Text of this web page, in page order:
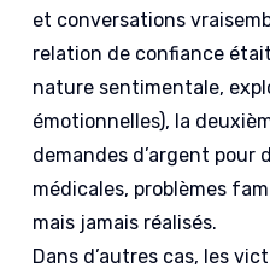
et conversations
relation de confiance
nature sentimentale,
émotionnelles), la
demandes d’argent pour
médicales, problèmes
mais jamais réalisés.
Dans d’autres cas, les